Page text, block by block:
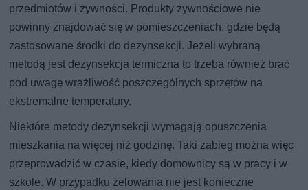
przedmiotów i żywności. Produkty żywnościowe nie
powinny znajdować się w pomieszczeniach, gdzie będą
zastosowane środki do dezynsekcji. Jeżeli wybraną
metodą jest dezynsekcja termiczna to trzeba również brać
pod uwagę wrażliwość poszczególnych sprzętów na
ekstremalne temperatury.
Niektóre metody dezynsekcji wymagają opuszczenia
mieszkania na więcej niż godzinę. Taki zabieg można więc
przeprowadzić w czasie, kiedy domownicy są w pracy i w
szkole. W przypadku żelowania nie jest konieczne